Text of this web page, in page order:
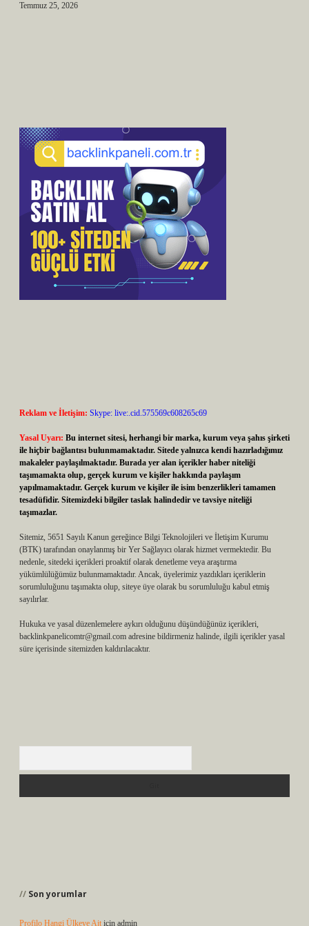
Temmuz 25, 2026
Reklam ve İletişim: Skype: live:.cid.575569c608265c69
Yasal Uyarı: Bu internet sitesi, herhangi bir marka, kurum veya şahıs şirketi
ile hiçbir bağlantısı bulunmamaktadır. Sitede yalnızca kendi hazırladığımız
makaleler paylaşılmaktadır. Burada yer alan içerikler haber niteliği
taşımamakta olup, gerçek kurum ve kişiler hakkında paylaşım
yapılmamaktadır. Gerçek kurum ve kişiler ile isim benzerlikleri tamamen
tesadüfidir. Sitemizdeki bilgiler taslak halindedir ve tavsiye niteliği
taşımazlar.
Sitemiz, 5651 Sayılı Kanun gereğince Bilgi Teknolojileri ve İletişim Kurumu
(BTK) tarafından onaylanmış bir Yer Sağlayıcı olarak hizmet vermektedir. Bu
nedenle, sitedeki içerikleri proaktif olarak denetleme veya araştırma
yükümlülüğümüz bulunmamaktadır. Ancak, üyelerimiz yazdıkları içeriklerin
sorumluluğunu taşımakta olup, siteye üye olarak bu sorumluluğu kabul etmiş
sayılırlar.
Hukuka ve yasal düzenlemelere aykırı olduğunu düşündüğünüz içerikleri,
backlinkpanelicomtr@gmail.com adresine bildirmeniz halinde, ilgili içerikler yasal
süre içerisinde sitemizden kaldırılacaktır.
Son yorumlar
Profilo Hangi Ülkeye Ait için admin